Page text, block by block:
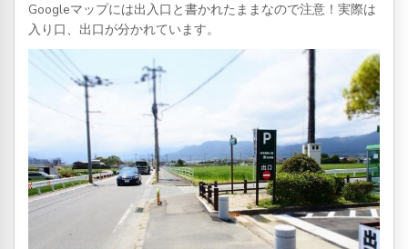
Googleマップには出入口と書かれたままなので注意！実際は
入り口、出口が分かれています。